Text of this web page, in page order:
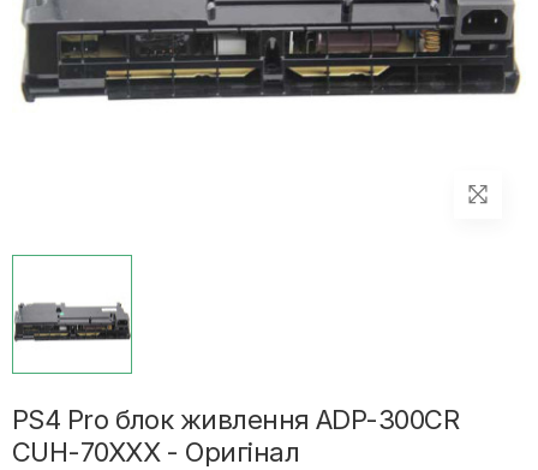
PS4 Pro блок живлення ADP-300CR
CUH-70XXX - Оригінал